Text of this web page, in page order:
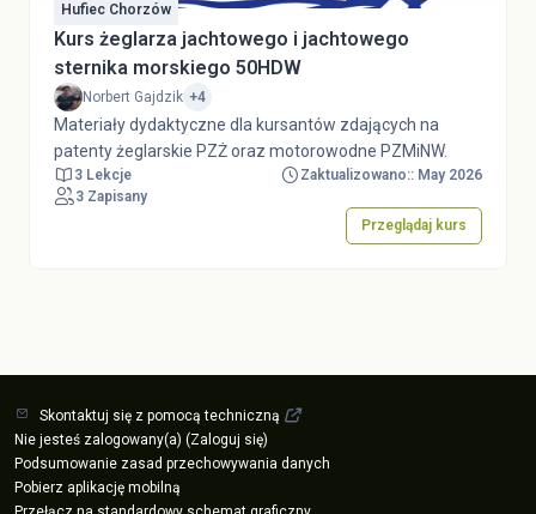
Hufiec Chorzów
Kurs żeglarza jachtowego i jachtowego
sternika morskiego 50HDW
Norbert Gajdzik +4
Materiały dydaktyczne dla kursantów zdających na
patenty żeglarskie PZŻ oraz motorowodne PZMiNW.
3 Lekcje
Zaktualizowano:: May 2026
3 Zapisany
Przeglądaj kurs
Skontaktuj się z pomocą techniczną
Nie jesteś zalogowany(a) (Zaloguj się)
Podsumowanie zasad przechowywania danych
Pobierz aplikację mobilną